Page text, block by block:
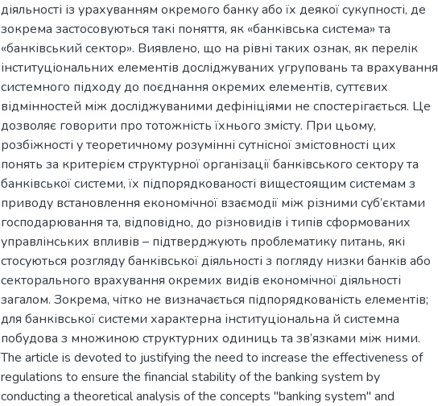
діяльності із урахуванням окремого банку або їх деякої сукупності, де
зокрема застосовуються такі поняття, як «банківська система» та
«банківський сектор». Виявлено, що на рівні таких ознак, як перелік
інституціональних елементів досліджуваних угруповань та врахування
системного підходу до поєднання окремих елементів, суттєвих
відмінностей між досліджуваними дефініціями не спостерігається. Це
дозволяє говорити про тотожність їхнього змісту. При цьому,
розбіжності у теоретичному розумінні сутнісної змістовності цих
понять за критерієм структурної організації банківського сектору та
банківської системи, їх підпорядкованості вищестоящим системам з
приводу встановлення економічної взаємодії між різними суб’єктами
господарювання та, відповідно, до різновидів і типів сформованих
управлінських впливів – підтверджують проблематику питань, які
стосуються розгляду банківської діяльності з погляду низки банків або
секторального врахування окремих видів економічної діяльності
загалом. Зокрема, чітко не визначається підпорядкованість елементів;
для банківської системи характерна інституціональна й системна
побудова з множиною структурних одиниць та зв’язками між ними.
The article is devoted to justifying the need to increase the effectiveness of
regulations to ensure the financial stability of the banking system by
conducting a theoretical analysis of the concepts "banking system" and